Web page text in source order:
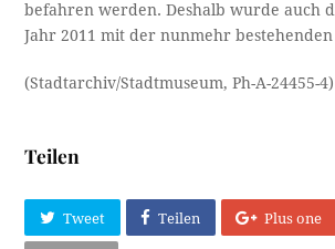
befahren werden. Deshalb wurde auch
Jahr 2011 mit der nunmehr
(Stadtarchiv/Stadtmuseum, Ph-A-24455-4)
Teilen
Tweet Teilen Plus one